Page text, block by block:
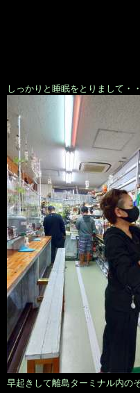
しっかりと睡眠をとりまして・
早起きして離島ターミナル内の